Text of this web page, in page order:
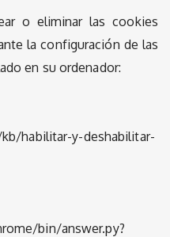
o eliminar las cookies
la configuración de las
en su ordenador:
habilitar-y-deshabilitar-
bin/answer.py?